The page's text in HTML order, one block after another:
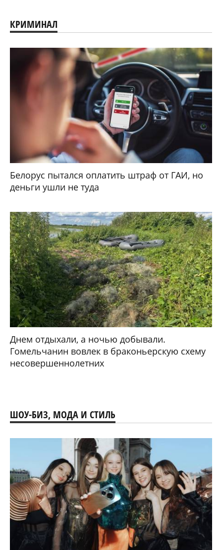
КРИМИНАЛ
Белорус пытался оплатить штраф от ГАИ, но
деньги ушли не туда
Днем отдыхали, а ночью добывали.
Гомельчанин вовлек в браконьерскую схему
несовершеннолетних
ШОУ-БИЗ, МОДА И СТИЛЬ